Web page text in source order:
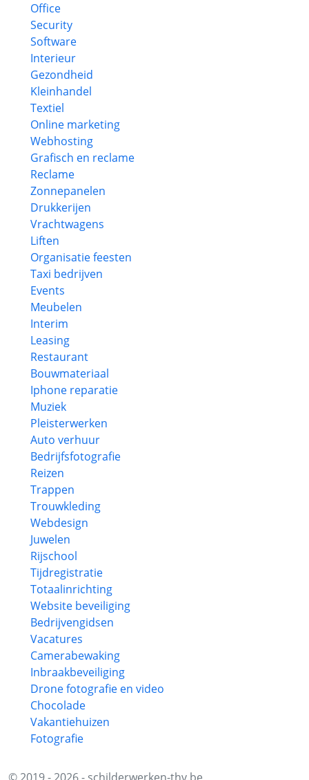
Office
Security
Software
Interieur
Gezondheid
Kleinhandel
Textiel
Online marketing
Webhosting
Grafisch en reclame
Reclame
Zonnepanelen
Drukkerijen
Vrachtwagens
Liften
Organisatie feesten
Taxi bedrijven
Events
Meubelen
Interim
Leasing
Restaurant
Bouwmateriaal
Iphone reparatie
Muziek
Pleisterwerken
Auto verhuur
Bedrijfsfotografie
Reizen
Trappen
Trouwkleding
Webdesign
Juwelen
Rijschool
Tijdregistratie
Totaalinrichting
Website beveiliging
Bedrijvengidsen
Vacatures
Camerabewaking
Inbraakbeveiliging
Drone fotografie en video
Chocolade
Vakantiehuizen
Fotografie